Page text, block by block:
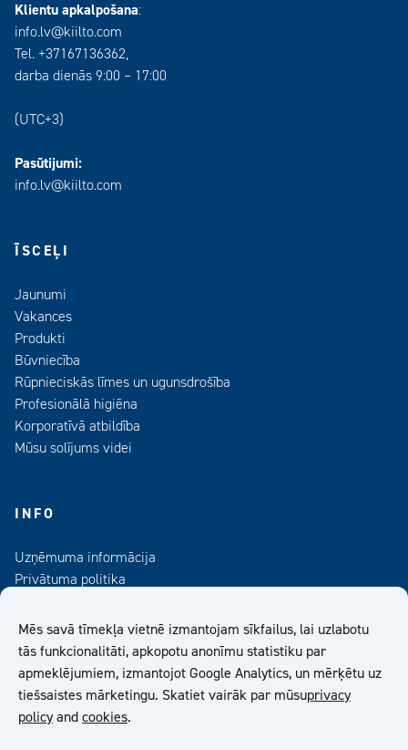
Mēs savā tīmekļa vietnē izmantojam sīkfailus, lai uzlabotu
tās funkcionalitāti, apkopotu anonīmu statistiku par
apmeklējumiem, izmantojot Google Analytics, un mērķētu uz
tiešsaistes mārketingu. Skatiet vairāk par mūsuprivacy
policyand cookies.
Klientu apkalpošana:
info.lv@kiilto.com
Tel. +37167136362,
darba dienās 9:00 – 17:00
(UTC+3)
Pasūtijumi:
info.lv@kiilto.com
ĪSCEĻI
Jaunumi
Vakances
Produkti
Būvniecība
Rūpnieciskās līmes un ugunsdrošība
Profesionālā higiēna
Korporatīvā atbildība
Mūsu solījums videi
INFO
Uzņēmuma informācija
Privātuma politika
Medijiem
Abonējiet mūsu informatīvo izdevumu
Kiilto Latvija SIA Vispārīgie Pārdošanas Nosacījumi